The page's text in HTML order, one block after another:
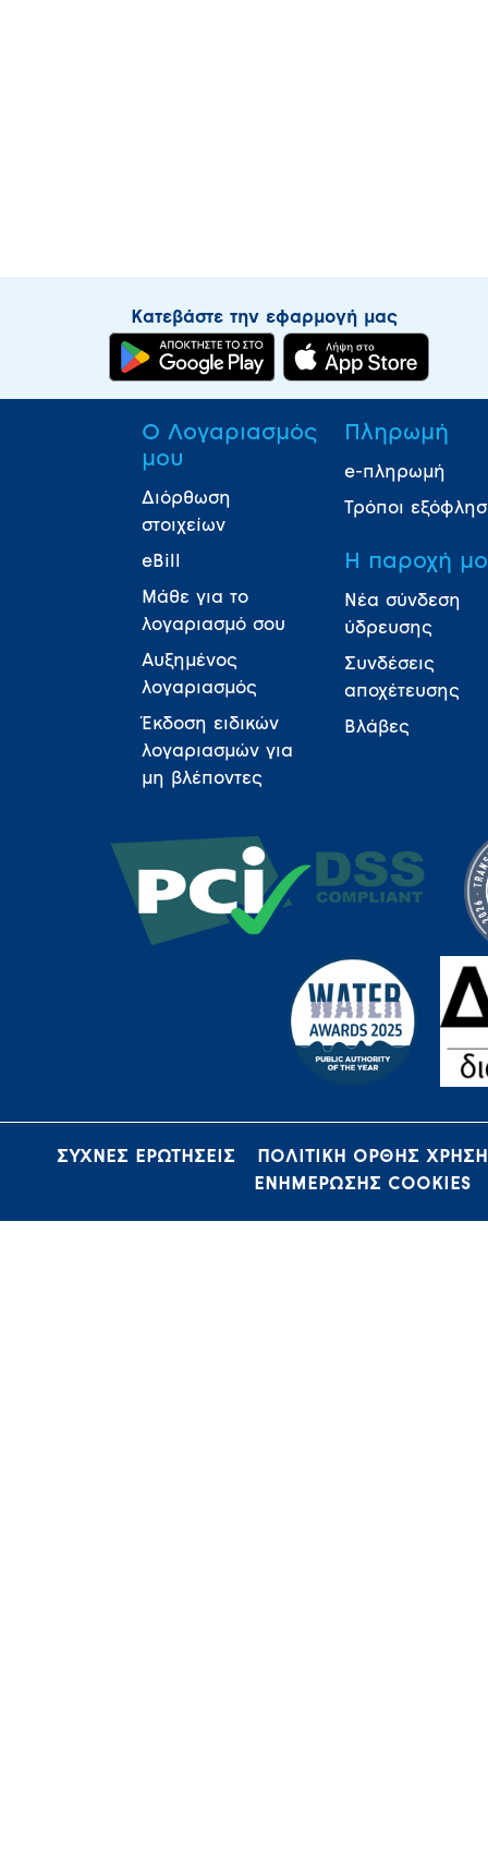
Κατεβάστε την εφαρμογή μας
Ο Λογαριασμός
μου
Διόρθωση
στοιχείων
eBill
Μάθε για το
λογαριασμό σου
Αυξημένος
λογαριασμός
Έκδοση ειδικών
λογαριασμών για
μη βλέποντες
Πληρωμή
e-πληρωμή
Τρόποι
Η παροχή
Νέα σύνδεση
ύδρευσης
Συνδέσεις
αποχέτευσης
Βλάβες
ΣΥΧΝΕΣ ΕΡΩΤΗΣΕΙΣ
ΠΟΛΙΤΙΚΗ ΟΡΘΗΣ
ΕΝΗΜΕΡΩΣΗΣ COOKIES